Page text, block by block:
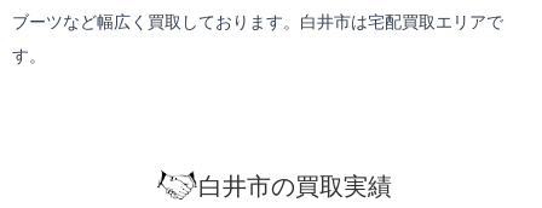
ブーツなど幅広く買取しております。白井市は宅配買取エリアで
す。
白井市の買取実績